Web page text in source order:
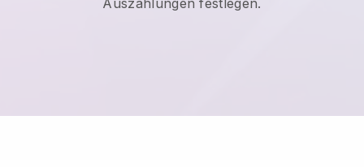
Auszahlungen festlegen.